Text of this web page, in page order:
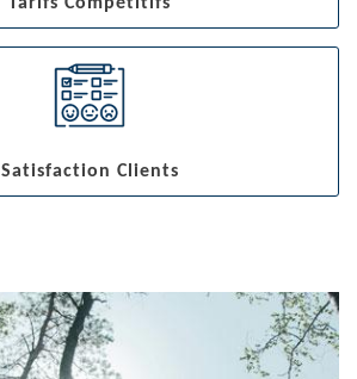
Satisfaction Clients